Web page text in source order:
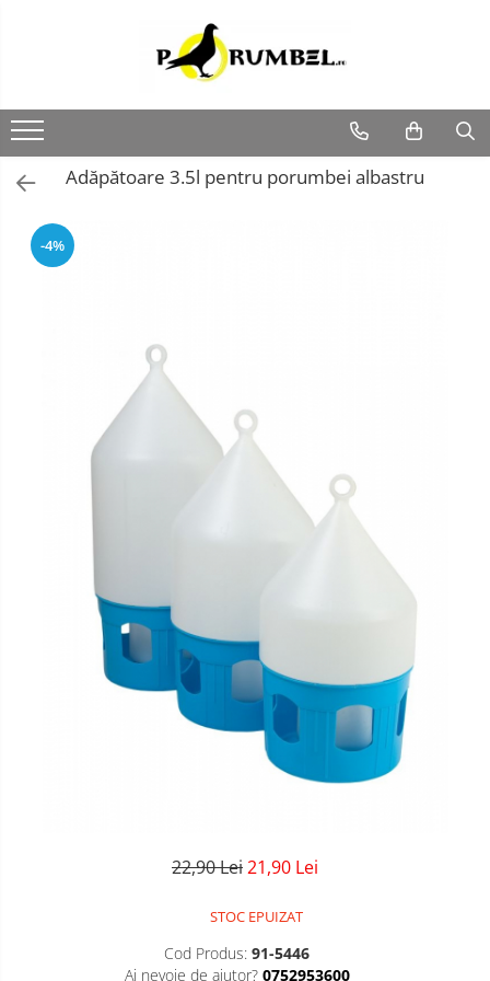
Adăpătoare 3.5l pentru porumbei albastru
-4%
22,90 Lei21,90 Lei
STOC EPUIZAT
Cod Produs: 91-5446
Ai nevoie de ajutor? 0752953600